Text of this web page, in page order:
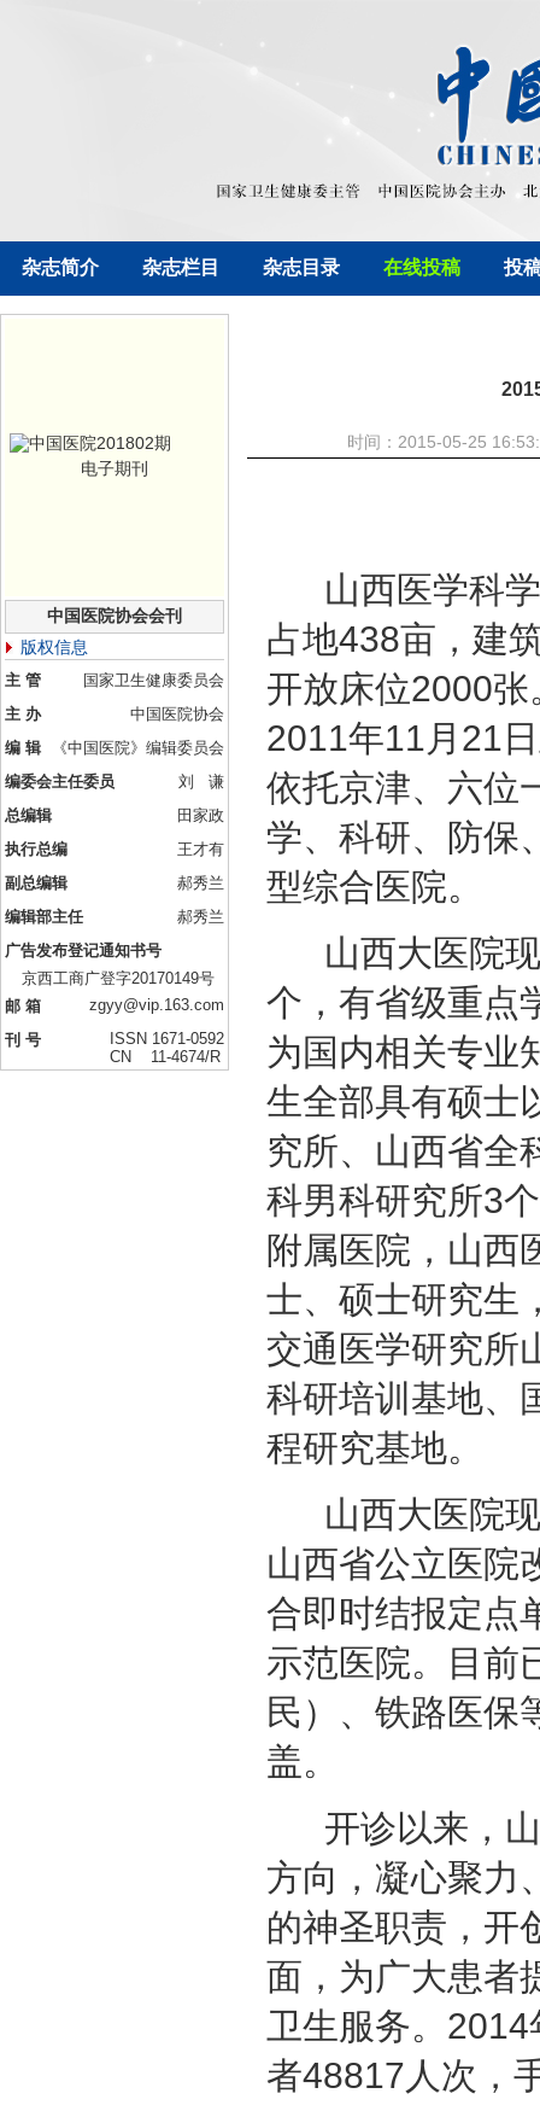
杂志简介 杂志栏目 杂志目录 在线投稿 投
电子期刊
中国医院协会会刊
版权信息
主 管
国家卫生健康委员会
主 办
中国医院协会
编 辑
《中国医院》编辑委员会
编委会主任委员
刘 谦
总编辑
田家政
执行总编
王才有
副总编辑
郝秀兰
编辑部主任
郝秀兰
广告发布登记通知书号
京西工商广登字20170149号
邮 箱
zgyy@vip.163.com
刊 号
ISSN 1671-0592
CN 11-4674/R
时间：2015-05-25
山西医学科学
占地438亩，建
开放床位2000
2011年11月21
依托京津、六位
学、科研、防保
型综合医院。
山西大医院现
个，有省级重点
为国内相关专业
生全部具有硕士
究所、山西省全
科男科研究所3
附属医院，山西
士、硕士研究生
交通医学研究所
科研培训基地、
程研究基地。
山西大医院现
山西省公立医院
合即时结报定点
示范医院。目前
民）、铁路医保
盖。
开诊以来，山
方向，凝心聚力
的神圣职责，开
面，为广大患者
卫生服务。
者48817人次，